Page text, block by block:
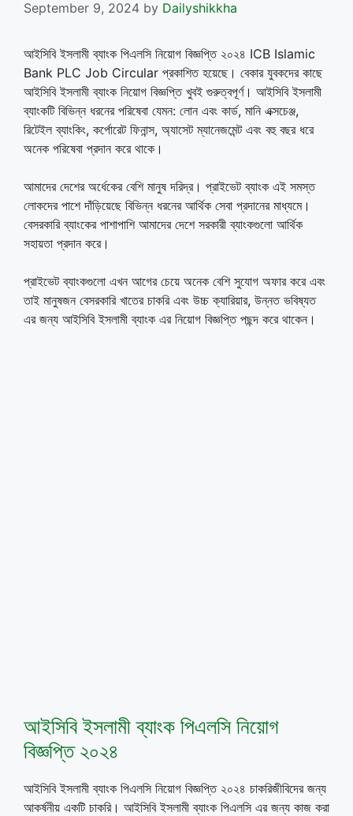
September 9, 2024 by Dailyshikkha
আইসিবি ইসলামী ব্যাংক পিএলসি নিয়োগ বিজ্ঞপ্তি ২০২৪ ICB Islamic
Bank PLC Job Circular প্রকাশিত হয়েছে। বেকার যুবকদের কাছে
আইসিবি ইসলামী ব্যাংক নিয়োগ বিজ্ঞপ্তি খুবই গুরুত্বপূর্ণ। আইসিবি ইসলামী
ব্যাংকটি বিভিন্ন ধরনের পরিষেবা যেমন: লোন এবং কার্ড, মানি এক্সচেঞ্জ,
রিটেইল ব্যাংকিং, কর্পোরেট ফিনান্স, অ্যাসেট ম্যানেজমেন্ট এবং বহু বছর ধরে
অনেক পরিষেবা প্রদান করে থাকে।
আমাদের দেশের অর্ধেকের বেশি মানুষ দরিদ্র। প্রাইভেট ব্যাংক এই সমস্ত
লোকদের পাশে দাঁড়িয়েছে বিভিন্ন ধরনের আর্থিক সেবা প্রদানের মাধ্যমে।
বেসরকারি ব্যাংকের পাশাপাশি আমাদের দেশে সরকারী ব্যাংকগুলো আর্থিক
সহায়তা প্রদান করে।
প্রাইভেট ব্যাংকগুলো এখন আগের চেয়ে অনেক বেশি সুযোগ অফার করে এবং
তাই মানুষজন বেসরকারি খাতের চাকরি এবং উচ্চ ক্যারিয়ার, উন্নত ভবিষ্যত
এর জন্য আইসিবি ইসলামী ব্যাংক এর নিয়োগ বিজ্ঞপ্তি পছন্দ করে থাকেন।
আইসিবি ইসলামী ব্যাংক পিএলসি নিয়োগ
বিজ্ঞপ্তি ২০২৪
আইসিবি ইসলামী ব্যাংক পিএলসি নিয়োগ বিজ্ঞপ্তি ২০২৪ চাকরিজীবিদের জন্য
আকর্ষনীয় একটি চাকরি। আইসিবি ইসলামী ব্যাংক পিএলসি এর জন্য কাজ করা